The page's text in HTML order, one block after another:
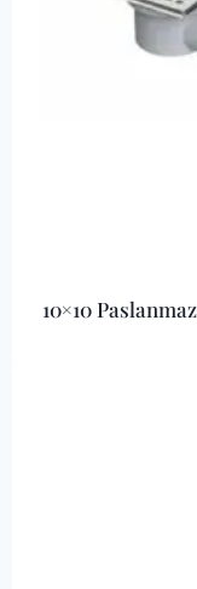
10×10